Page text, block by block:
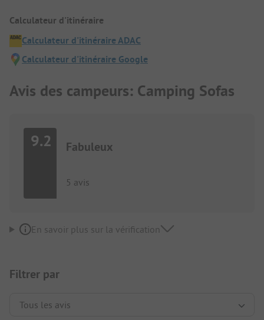
Calculateur d'itinéraire
Calculateur d'itinéraire ADAC
Calculateur d'itinéraire Google
Avis des campeurs: Camping Sofas
9.2 Fabuleux
5 avis
En savoir plus sur la vérification
Filtrer par